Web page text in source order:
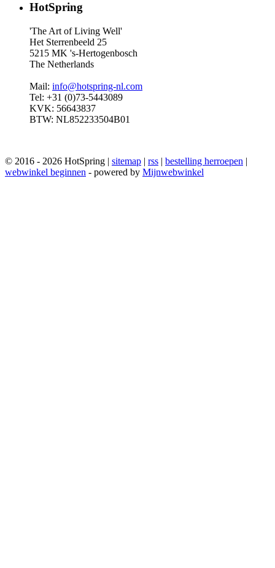
HotSpring
'The Art of Living Well'
Het Sterrenbeeld 25
5215 MK 's-Hertogenbosch
The Netherlands
Mail: info@hotspring-nl.com
Tel: +31 (0)73-5443089
KVK: 56643837
BTW: NL852233504B01
© 2016 - 2026 HotSpring | sitemap | rss | bestelling herroepen |
webwinkel beginnen - powered by Mijnwebwinkel